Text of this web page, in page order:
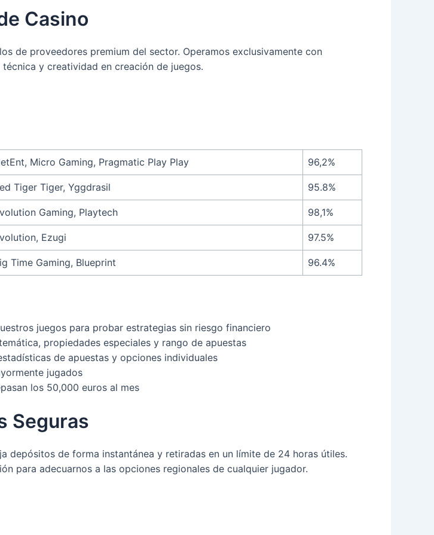
Casino
de proveedores premium del sector. Operamos exclusivamente con
y creatividad en creación de juegos.
Micro Gaming, Pragmatic Play Play 96,2%
Tiger Tiger, Yggdrasil 95.8%
Gaming, Playtech 98,1%
Ezugi 97.5%
Time Gaming, Blueprint 96.4%
juegos para probar estrategias sin riesgo financiero
propiedades especiales y rango de apuestas
de apuestas y opciones individuales
jugados
los 50,000 euros al mes
Seguras
depósitos de forma instantánea y retiradas en un límite de 24 horas útiles.
para adecuarnos a las opciones regionales de cualquier jugador.